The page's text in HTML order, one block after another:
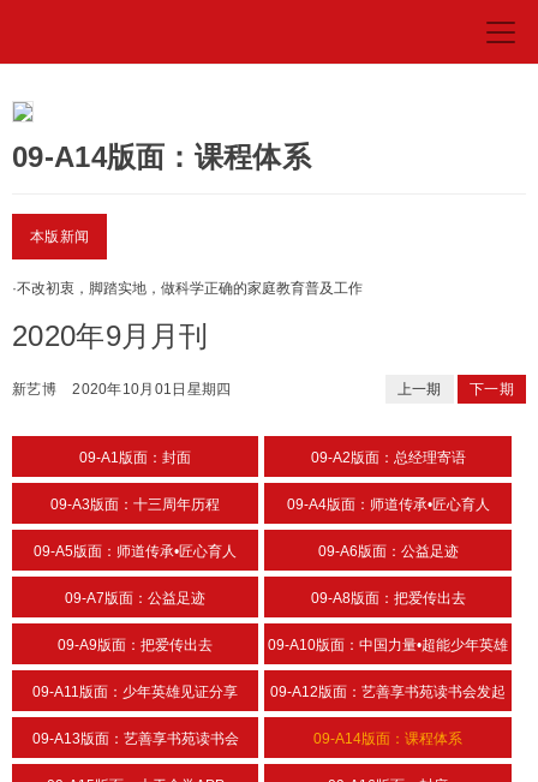
09-A14版面：课程体系
本版新闻
·不改初衷，脚踏实地，做科学正确的家庭教育普及工作
2020年9月月刊
新艺博 2020年10月01日星期四 上一期 下一期
09-A1版面：封面 09-A2版面：总经理寄语
09-A3版面：十三周年历程 09-A4版面：师道传承•匠心育人
09-A5版面：师道传承•匠心育人 09-A6版面：公益足迹
09-A7版面：公益足迹 09-A8版面：把爱传出去
09-A9版面：把爱传出去 09-A10版面：中国力量•超能少年英雄
营
09-A11版面：少年英雄见证分享 09-A12版面：艺善享书苑读书会发起
人的故事
09-A13版面：艺善享书苑读书会 09-A14版面：课程体系